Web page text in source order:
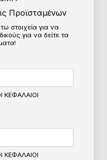
Προϊσταμένων
στοιχεία για να
για να δείτε τα
ΚΕΦΑΛΑΙΟΙ
ΚΕΦΑΛΑΙΟΙ